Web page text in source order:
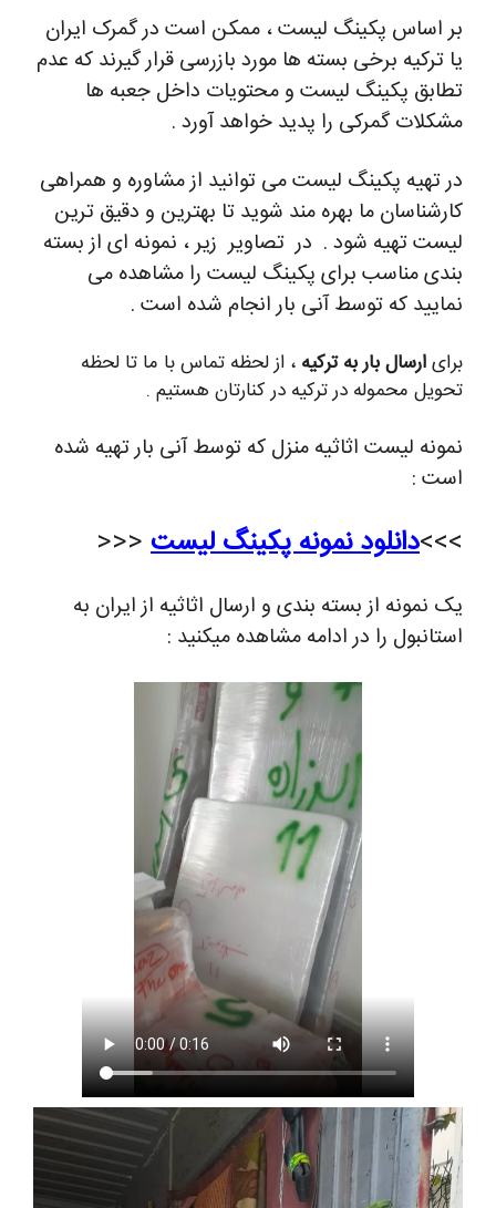
بر اساس پکینگ لیست ، ممکن است در گمرک ایران
یا ترکیه برخی بسته ها مورد بازرسی قرار گیرند که عدم
تطابق پکینگ لیست و محتویات داخل جعبه ها
مشکلات گمرکی را پدید خواهد آورد .
در تهیه پکینگ لیست می توانید از مشاوره و همراهی
کارشناسان ما بهره مند شوید تا بهترین و دقیق ترین
لیست تهیه شود . در تصاویر زیر ، نمونه ای از بسته
بندی مناسب برای پکینگ لیست را مشاهده می
نمایید که توسط آنی بار انجام شده است .
برایارسال بار به ترکیه ، از لحظه تماس با ما تا لحظه
تحویل محموله در ترکیه در کنارتان هستیم .
نمونه لیست اثاثیه منزل که توسط آنی بار تهیه شده
است :
>>>دانلود نمونه پکینگ لیست <<<
یک نمونه از بسته بندی و ارسال اثاثیه از ایران به
استانبول را در ادامه مشاهده میکنید :